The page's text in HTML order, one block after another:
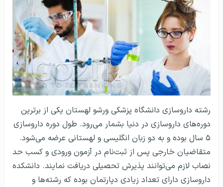
رشته داروسازی دانشگاه پزشکی ورشو لهستان یکی از برترین
دوره‌های داروسازی در دنیا بشمار می‌رود. طول دوره داروسازی
۵ سال بوده و به دو زبان انگلیسی و لهستانی عرضه می‌شود.
متقاضیان خارجی پس از ثبت‌نام در آزمون ورودی و کسب حد
نصاب لازم می‌توانند پذیرش تحصیلی دریافت نمایند. دانشکده
داروسازی دارای تعداد زیادی دپارتمان بوده که رشته‌ها و